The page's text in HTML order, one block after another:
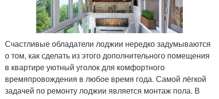
Счастливые обладатели лоджии нередко задумываются
о том, как сделать из этого дополнительного помещения
в квартире уютный уголок для комфортного
времяпровождения в любое время года. Самой лёгкой
задачей по ремонту лоджии является монтаж пола. В